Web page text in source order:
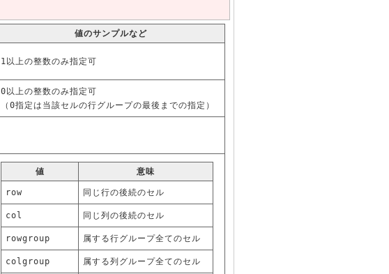
値のサンプルなど
1以上の整数のみ指定可
0以上の整数のみ指定可
（0指定は当該セルの行グループの最後までの指定）
値 意味
row 同じ行の後続のセル
col 同じ列の後続のセル
rowgroup 属する行グループ全てのセル
colgroup 属する列グループ全てのセル